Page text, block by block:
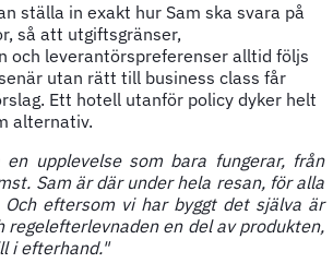
ställa in exakt hur Sam ska svara på
så att utgiftsgränser,
och leverantörspreferenser alltid följs
utan rätt till business class får
Ett hotell utanför policy dyker helt
alternativ.
en upplevelse som bara fungerar, från
Sam är där under hela resan, för alla
eftersom vi har byggt det själva är
regelefterlevnaden en del av produkten,
i efterhand."